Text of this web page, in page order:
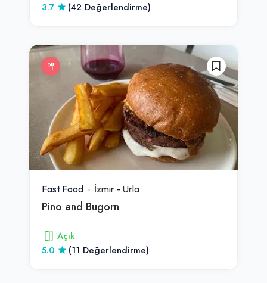
3.7
(42 Değerlendirme)
Fast Food İzmir - Urla
Pino and Bugorn
Açık
5.0
(11 Değerlendirme)